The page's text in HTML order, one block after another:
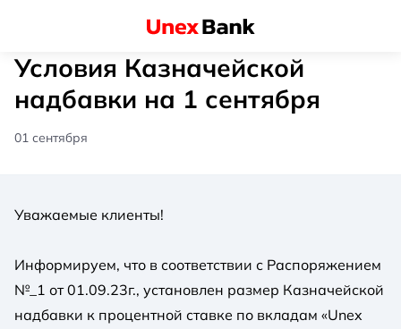
Условия Казначейской
надбавки на 1 сентября
01 сентября
Уважаемые клиенты!
Информируем, что в соответствии с Распоряжением
№_1 от 01.09.23г., установлен размер Казначейской
надбавки к процентной ставке по вкладам «Unex